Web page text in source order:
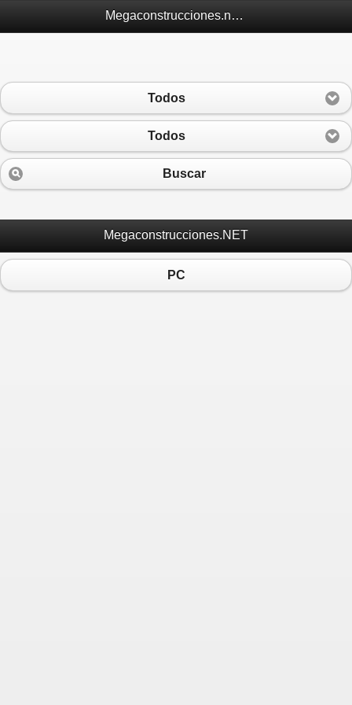
Megaconstrucciones.net Móvil
Todos
Todos
Buscar
Megaconstrucciones.NET
PC